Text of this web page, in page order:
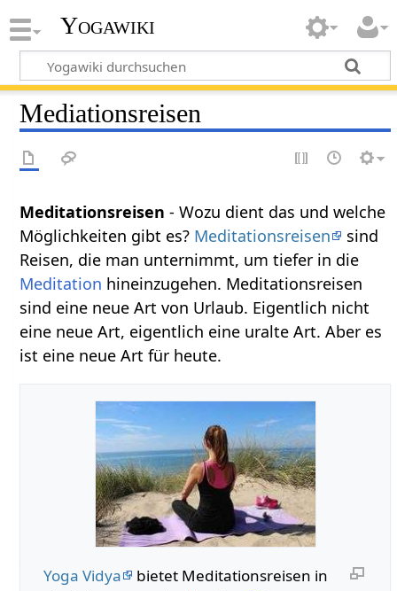
Yogawiki
Mediationsreisen
Meditationsreisen - Wozu dient das und welche
Möglichkeiten gibt es? Meditationsreisen
sind
Reisen, die man unternimmt, um tiefer in die
Meditation hineinzugehen. Meditationsreisen
sind eine neue Art von Urlaub. Eigentlich nicht
eine neue Art, eigentlich eine uralte Art. Aber es
ist eine neue Art für heute.
Yoga Vidya
bietet Meditationsreisen in